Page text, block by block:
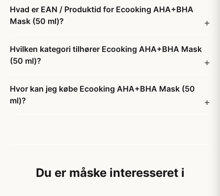
Hvad er EAN / Produktid for Ecooking AHA+BHA
Mask (50 ml)?
Hvilken kategori tilhører Ecooking AHA+BHA Mask
(50 ml)?
Hvor kan jeg købe Ecooking AHA+BHA Mask (50
ml)?
Du er måske interesseret i